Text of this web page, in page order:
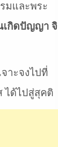
มและพระ
เกิดปัญญา
าะจงไปที่
ได้ไปสู่สุคติ